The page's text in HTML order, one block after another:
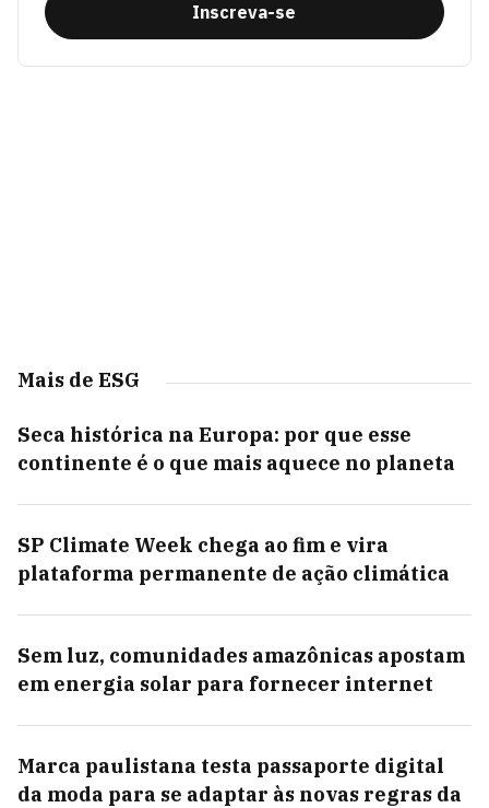
Inscreva-se
Mais de ESG
Seca histórica na Europa: por que esse
continente é o que mais aquece no planeta
SP Climate Week chega ao fim e vira
plataforma permanente de ação climática
Sem luz, comunidades amazônicas apostam
em energia solar para fornecer internet
Marca paulistana testa passaporte digital
da moda para se adaptar às novas regras da